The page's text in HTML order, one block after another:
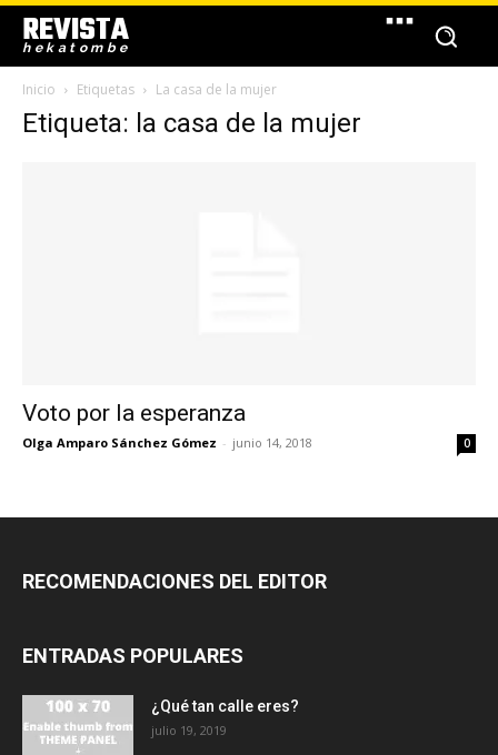
REVISTA
hekatombe
Inicio Etiquetas La casa de la mujer
Etiqueta: la casa de la mujer
Voto por la esperanza
Olga Amparo Sánchez Gómez - junio 14, 2018 0
RECOMENDACIONES DEL EDITOR
ENTRADAS POPULARES
¿Qué tan calle eres?
julio 19, 2019